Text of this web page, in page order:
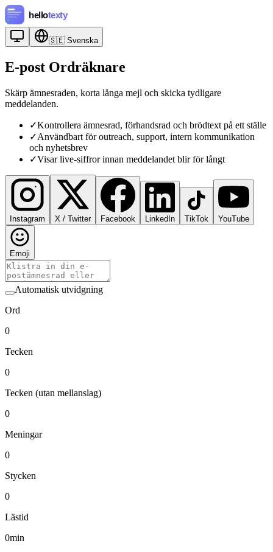
🇸🇪 Svenska
E-post Ordräknare
Skärp ämnesraden, korta långa mejl och skicka tydligare
meddelanden.
✓Kontrollera ämnesrad, förhandsrad och brödtext på ett ställe
✓Användbart för outreach, support, intern kommunikation
och nyhetsbrev
✓Visar live-siffror innan meddelandet blir för långt
Instagram X / Twitter Facebook LinkedIn TikTok YouTube
Emoji
Automatisk utvidgning
Ord
0
Tecken
0
Tecken (utan mellanslag)
0
Meningar
0
Stycken
0
Lästid
0min